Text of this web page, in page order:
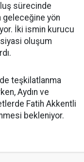
sürecinde
yön
İki ismin kurucu
oluşum
teşkilatlanma
Aydın ve
Fatih Akkentli
bekleniyor.